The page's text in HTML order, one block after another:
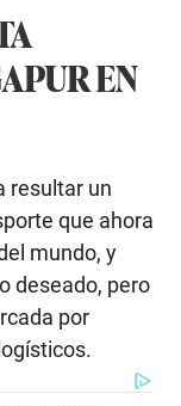
EN
resultar un
que ahora
mundo, y
deseado, pero
por